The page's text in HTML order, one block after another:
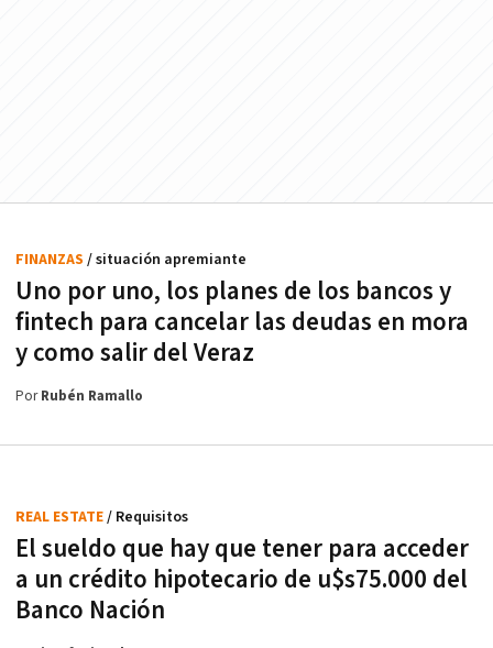
Uno por uno, los planes de los bancos y
fintech para cancelar las deudas en mora
y como salir del Veraz
FINANZAS / situación apremiante
PorRubén Ramallo
El sueldo que hay que tener para acceder
a un crédito hipotecario de u$s75.000 del
Banco Nación
REAL ESTATE/ Requisitos